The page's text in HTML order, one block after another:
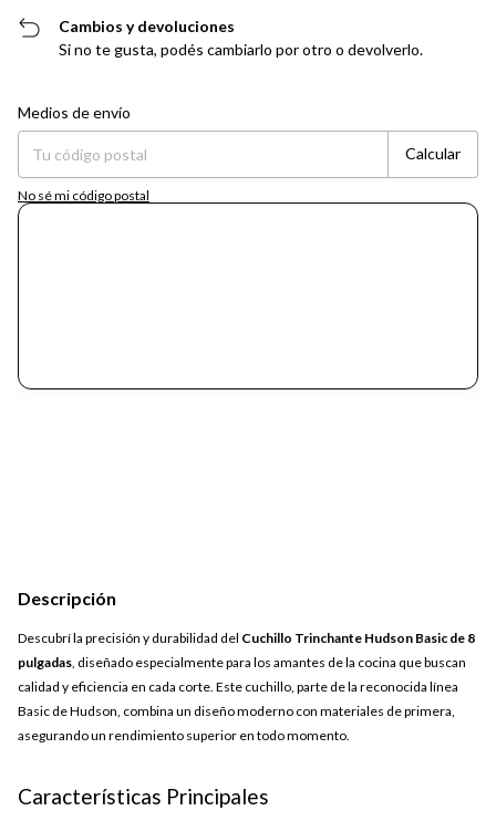
Cambios y devoluciones
Si no te gusta, podés cambiarlo por otro o devolverlo.
Entregas para el CP:
Medios de envío
Calcular
No sé mi código postal
Descripción
Descubrí la precisión y durabilidad del Cuchillo Trinchante Hudson Basic de 8
pulgadas , diseñado especialmente para los amantes de la cocina que buscan
calidad y eficiencia en cada corte. Este cuchillo, parte de la reconocida línea
Basic de Hudson, combina un diseño moderno con materiales de primera,
asegurando un rendimiento superior en todo momento.
Características Principales